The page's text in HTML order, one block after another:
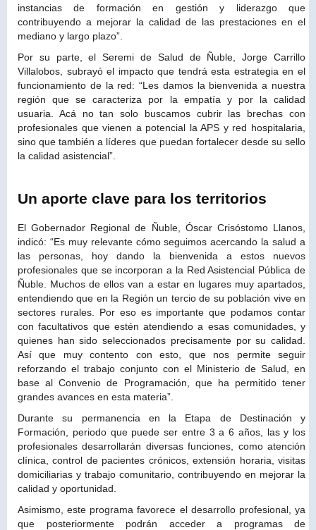
instancias de formación en gestión y liderazgo que
contribuyendo a mejorar la calidad de las prestaciones en el
mediano y largo plazo”.
Por su parte, el Seremi de Salud de Ñuble, Jorge Carrillo
Villalobos, subrayó el impacto que tendrá esta estrategia en el
funcionamiento de la red: “Les damos la bienvenida a nuestra
región que se caracteriza por la empatía y por la calidad
usuaria. Acá no tan solo buscamos cubrir las brechas con
profesionales que vienen a potencial la APS y red hospitalaria,
sino que también a líderes que puedan fortalecer desde su sello
la calidad asistencial”.
Un aporte clave para los territorios
El Gobernador Regional de Ñuble, Óscar Crisóstomo Llanos,
indicó: “Es muy relevante cómo seguimos acercando la salud a
las personas, hoy dando la bienvenida a estos nuevos
profesionales que se incorporan a la Red Asistencial Pública de
Ñuble. Muchos de ellos van a estar en lugares muy apartados,
entendiendo que en la Región un tercio de su población vive en
sectores rurales. Por eso es importante que podamos contar
con facultativos que estén atendiendo a esas comunidades, y
quienes han sido seleccionados precisamente por su calidad.
Así que muy contento con esto, que nos permite seguir
reforzando el trabajo conjunto con el Ministerio de Salud, en
base al Convenio de Programación, que ha permitido tener
grandes avances en esta materia”.
Durante su permanencia en la Etapa de Destinación y
Formación, periodo que puede ser entre 3 a 6 años, las y los
profesionales desarrollarán diversas funciones, como atención
clínica, control de pacientes crónicos, extensión horaria, visitas
domiciliarias y trabajo comunitario, contribuyendo en mejorar la
calidad y oportunidad.
Asimismo, este programa favorece el desarrollo profesional, ya
que posteriormente podrán acceder a programas de